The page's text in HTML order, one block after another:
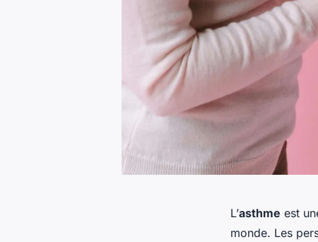
L’asthme est
monde. Les